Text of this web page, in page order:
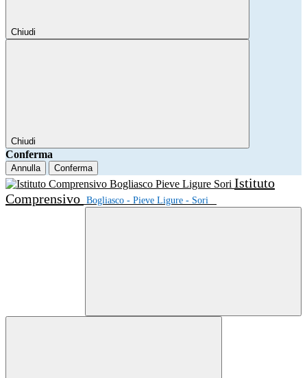
Chiudi
Chiudi
Conferma
Annulla Conferma
Istituto
Comprensivo Bogliasco - Pieve Ligure - Sori